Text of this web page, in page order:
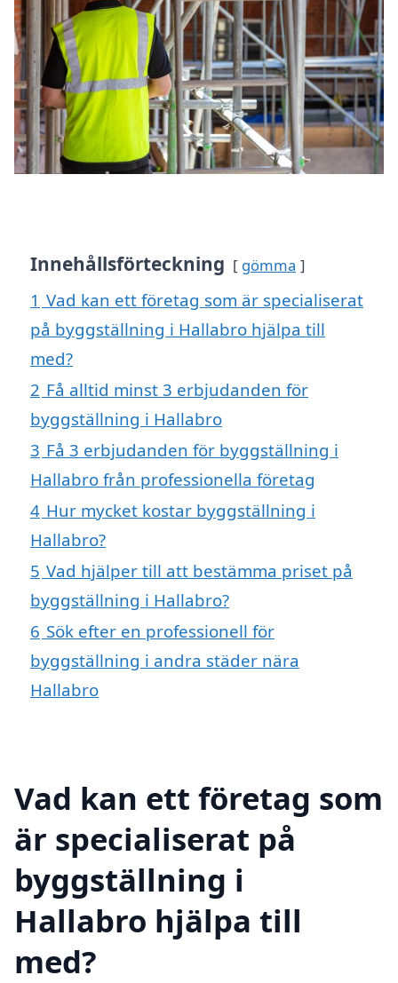
Innehållsförteckning gömma
1 Vad kan ett företag som är specialiserat
på byggställning i Hallabro hjälpa till
med?
2 Få alltid minst 3 erbjudanden för
byggställning i Hallabro
3 Få 3 erbjudanden för byggställning i
Hallabro från professionella företag
4 Hur mycket kostar byggställning i
Hallabro?
5 Vad hjälper till att bestämma priset på
byggställning i Hallabro?
6 Sök efter en professionell för
byggställning i andra städer nära
Hallabro
Vad kan ett företag som
är specialiserat på
byggställning i
Hallabro hjälpa till
med?